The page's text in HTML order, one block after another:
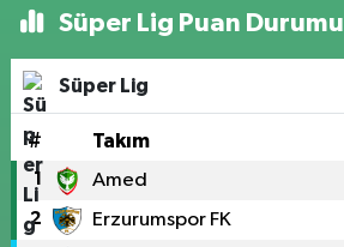
Süper Lig Puan Durumu
Süper Lig
# Takım
1 Amed
2 Erzurumspor FK